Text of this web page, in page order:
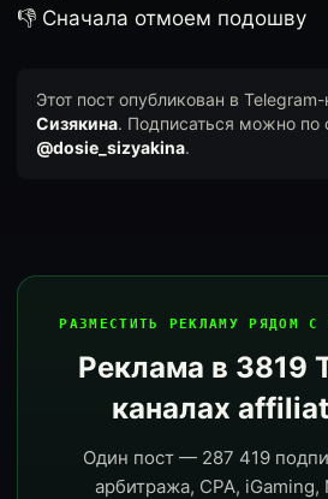
👎 Сначала отмоем подошву
Этот пост опубликован в
Сизякина. Подписаться можно по
@dosie_sizyakina.
РАЗМЕСТИТЬ РЕКЛАМУ РЯДОМ С
Реклама в 3819
каналах
Один пост — 287 419
арбитража, CPA, iGaming,